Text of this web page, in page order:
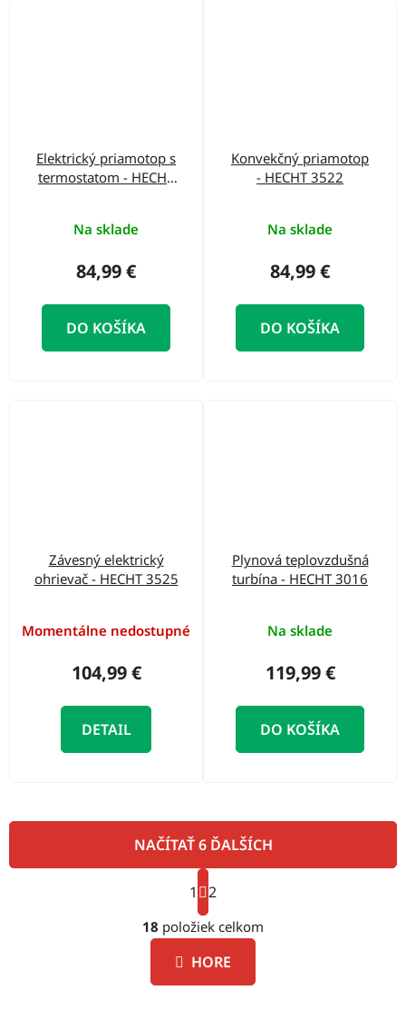
Elektrický priamotop s
termostatom - HECHT
Na sklade
84,99 €
DO KOŠÍKA
Konvekčný priamotop
- HECHT 3522
Na sklade
84,99 €
DO KOŠÍKA
Závesný elektrický
ohrievač - HECHT 3525
Momentálne nedostupné
104,99 €
DETAIL
Plynová teplovzdušná
turbína - HECHT 3016
Na sklade
119,99 €
DO KOŠÍKA
O
v
l
á
d
NAČÍTAŤ 6 ĎALŠÍCH
S
t
r
á
n
k
1 2
18 položiek celkom
HORE